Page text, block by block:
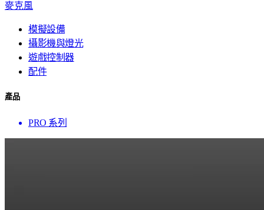
麥克風
模擬設備
攝影機與燈光
遊戲控制器
配件
產品
PRO 系列